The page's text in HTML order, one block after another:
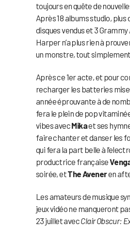
toujours en quête de
Après 18 albums studio, plus
disques vendus et 3
Harper n’a plus rien à
un monstre, tout
Après ce 1er acte, et pour
recharger les batteries
année éprouvante à de
fera le plein de pop
vibes avecMikaet ses
faire chanter et danser les
qui fera la part belle à
productrice française
soirée, etThe Aveneren
Les amateurs de musique
jeux vidéo ne manqueront
23 juillet avecClair Obscur: